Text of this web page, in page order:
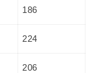
186
224
206